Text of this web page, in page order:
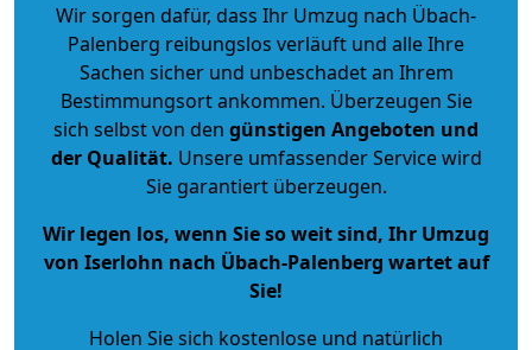
Wir sorgen dafür, dass Ihr Umzug nach Übach-
Palenberg reibungslos verläuft und alle Ihre
Sachen sicher und unbeschadet an Ihrem
Bestimmungsort ankommen. Überzeugen Sie
sich selbst von den günstigen Angeboten und
der Qualität. Unsere umfassender Service wird
Sie garantiert überzeugen.
Wir legen los, wenn Sie so weit sind, Ihr Umzug
von Iserlohn nach Übach-Palenberg wartet auf
Sie!
Holen Sie sich kostenlose und natürlich